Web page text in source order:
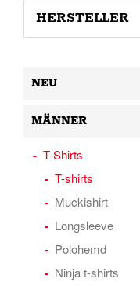
HERSTELLER
NEU
MÄNNER
T-Shirts
T-shirts
Muckishirt
Longsleeve
Polohemd
Ninja t-shirts